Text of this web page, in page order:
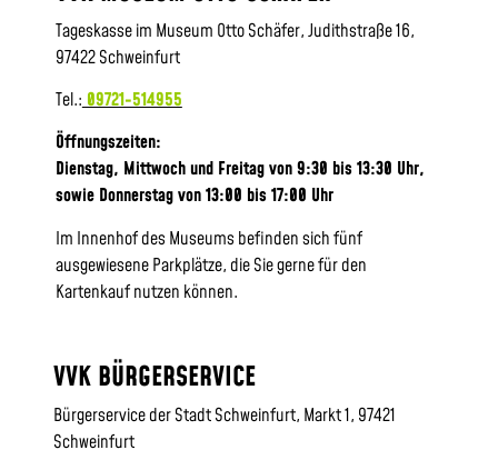
Tageskasse im Museum Otto Schäfer, Judithstraße 16,
97422 Schweinfurt
Tel.: 09721-514955
Öffnungszeiten:
Dienstag, Mittwoch und Freitag von 9:30 bis 13:30 Uhr,
sowie Donnerstag von 13:00 bis 17:00 Uhr
Im Innenhof des Museums befinden sich fünf
ausgewiesene Parkplätze, die Sie gerne für den
Kartenkauf nutzen können.
VVK BÜRGERSERVICE
Bürgerservice der Stadt Schweinfurt, Markt 1, 97421
Schweinfurt